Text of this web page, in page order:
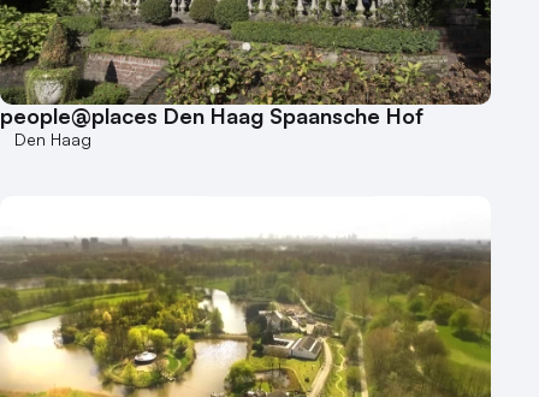
people@places Den Haag Spaansche Hof
Den Haag